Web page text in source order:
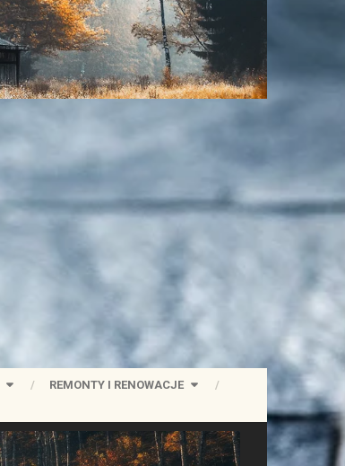
REMONTY I RENOWACJE